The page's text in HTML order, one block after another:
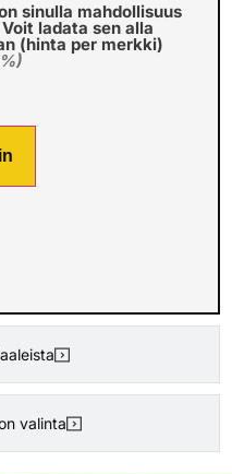
valinta
sinulla mahdollisuus
ladata sen alla
(hinta per merkki)